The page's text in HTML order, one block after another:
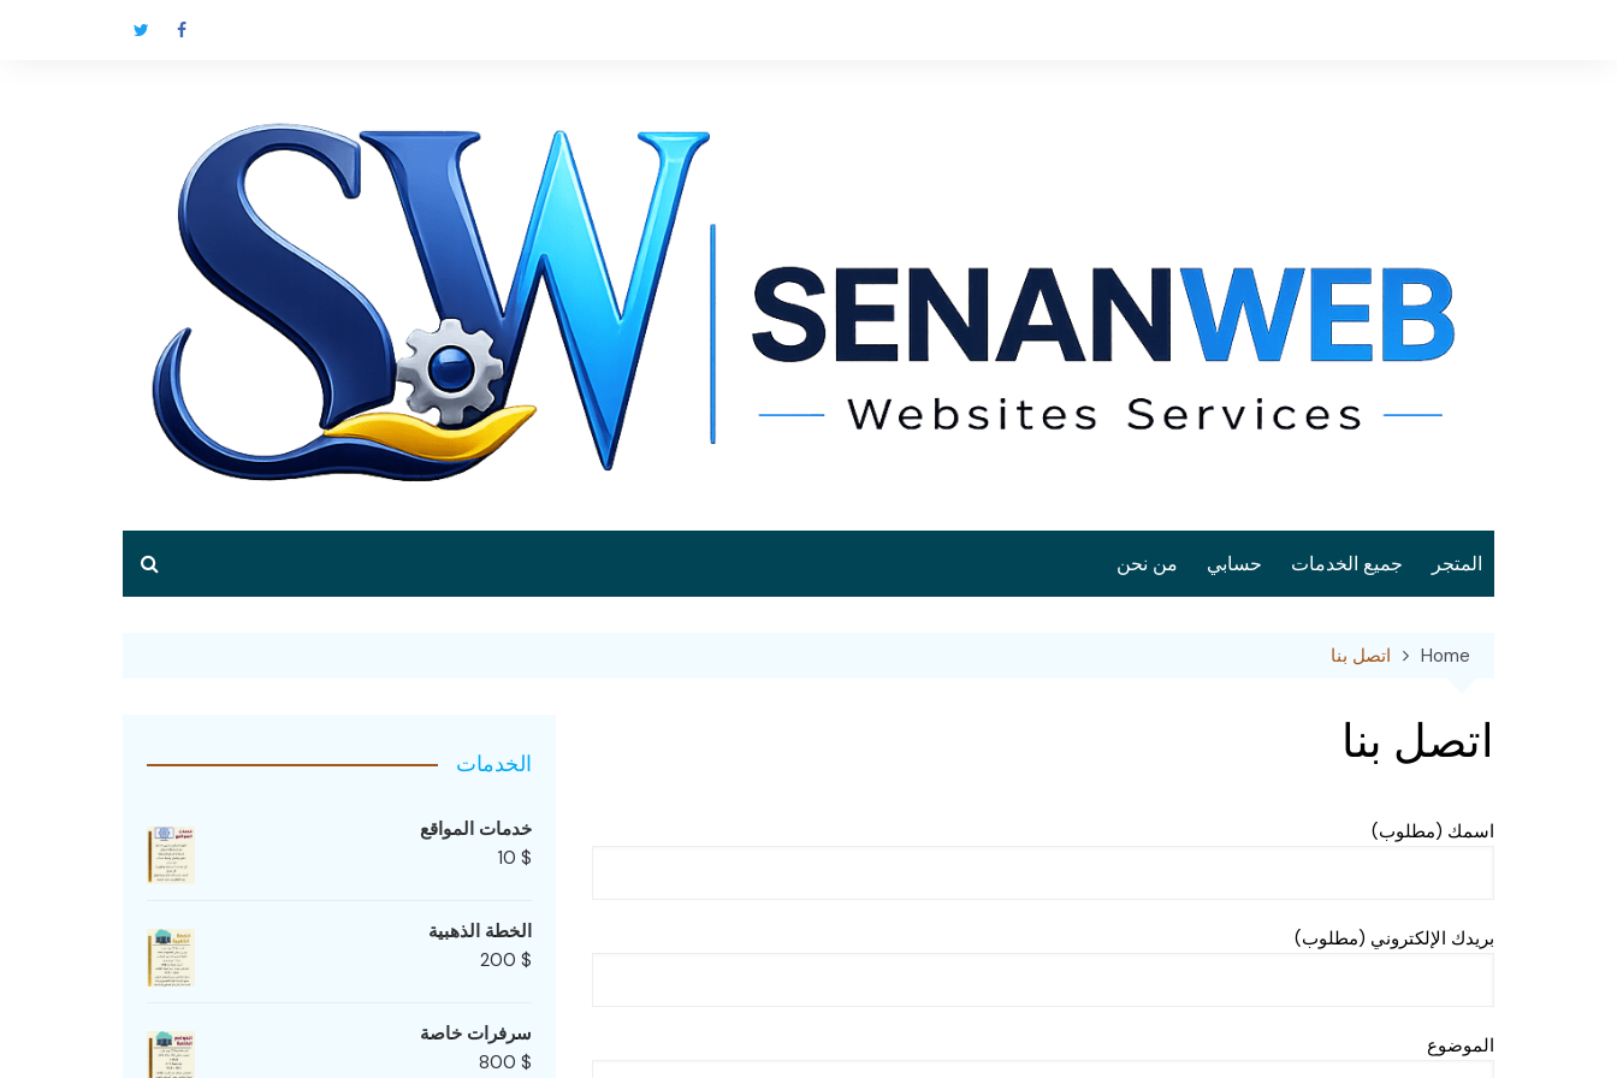
المتجر جميع الخدمات حسابي من نحن
Home اتصل بنا
اتصل بنا
اسمك (مطلوب)
بريدك الإلكتروني (مطلوب)
الموضوع
الخدمات
خدمات المواقع
10 $
الخطة الذهبية
200 $
سرفرات خاصة
800 $